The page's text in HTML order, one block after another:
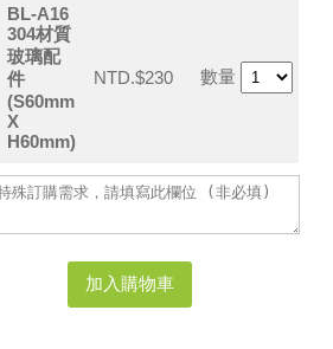
BL-A16
304材質
玻璃配
件
(S60mm
X
H60mm)
NTD.$230 數量
加入購物車